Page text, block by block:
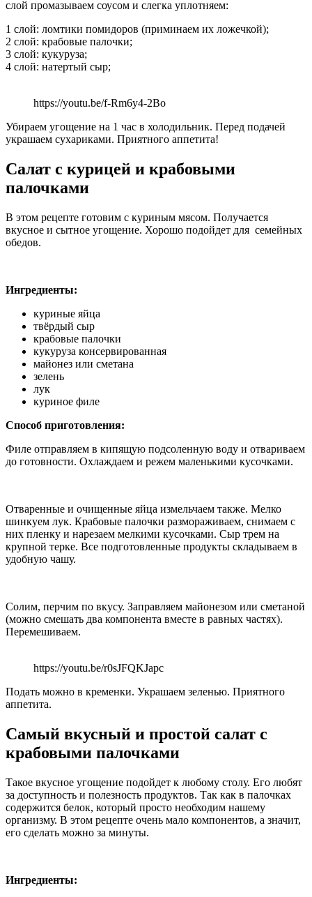
слой промазываем соусом и слегка уплотняем:
1 слой: ломтики помидоров (приминаем их ложечкой);
2 слой: крабовые палочки;
3 слой: кукуруза;
4 слой: натертый сыр;
https://youtu.be/f-Rm6y4-2Bo
Убираем угощение на 1 час в холодильник. Перед подачей
украшаем сухариками. Приятного аппетита!
Салат с курицей и крабовыми
палочками
В этом рецепте готовим с куриным мясом. Получается
вкусное и сытное угощение. Хорошо подойдет для семейных
обедов.
Ингредиенты:
куриные яйца
твёрдый сыр
крабовые палочки
кукуруза консервированная
майонез или сметана
зелень
лук
куриное филе
Способ приготовления:
Филе отправляем в кипящую подсоленную воду и отвариваем
до готовности. Охлаждаем и режем маленькими кусочками.
Отваренные и очищенные яйца измельчаем также. Мелко
шинкуем лук. Крабовые палочки размораживаем, снимаем с
них пленку и нарезаем мелкими кусочками. Сыр трем на
крупной терке. Все подготовленные продукты складываем в
удобную чашу.
Солим, перчим по вкусу. Заправляем майонезом или сметаной
(можно смешать два компонента вместе в равных частях).
Перемешиваем.
https://youtu.be/r0sJFQKJapc
Подать можно в кременки. Украшаем зеленью. Приятного
аппетита.
Самый вкусный и простой салат с
крабовыми палочками
Такое вкусное угощение подойдет к любому столу. Его любят
за доступность и полезность продуктов. Так как в палочках
содержится белок, который просто необходим нашему
организму. В этом рецепте очень мало компонентов, а значит,
его сделать можно за минуты.
Ингредиенты: